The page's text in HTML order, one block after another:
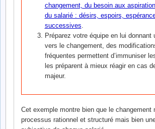
changement, du besoin aux
du salarié : désirs, espoirs,
successives.
Préparez votre équipe en lui donnant
vers le changement, des
fréquentes permettent d’immuniser
les préparent à mieux réagir en cas
majeur.
Cet exemple montre bien que le changement
processus rationnel et structuré mais bien